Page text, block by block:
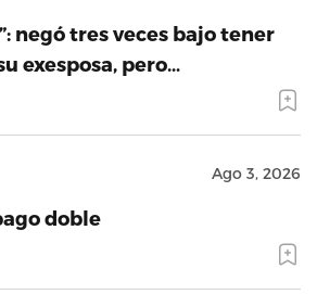
negó tres veces bajo tener
exesposa, pero…
Ago 3, 2026
doble